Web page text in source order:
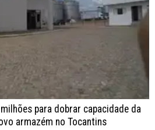
para dobrar capacidade da
armazém no Tocantins